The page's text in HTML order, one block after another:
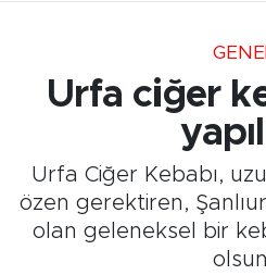
Urfa ciğer
Urfa Ciğer Kebabı,
özen gerektiren,
olan geleneksel bir
Eskişehirspor
Spor
Eskişehir Trafik
Süper Lig Puan
Tüm Manşetler